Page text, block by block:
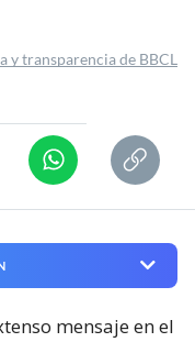
y transparencia de BBCL
mensaje en el